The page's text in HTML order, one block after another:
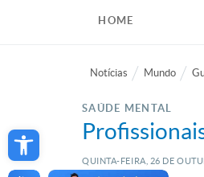
Open toolbar
HOME
Notícias Mundo
SAÚDE MENTAL
QUINTA-FEIRA, 26 DE